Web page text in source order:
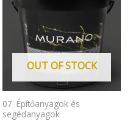
OUT OF STOCK
07. Építőanyagok és
segédanyagok